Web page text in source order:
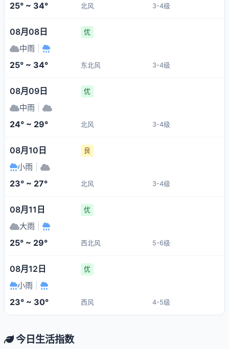
25° ~ 34° 北风 3-4级
08月08日 优
中雨
25° ~ 34° 东北风 3-4级
08月09日 优
中雨
24° ~ 29° 北风 3-4级
08月10日 良
小雨
23° ~ 27° 北风 3-4级
08月11日 优
大雨
25° ~ 29° 西北风 5-6级
08月12日 优
小雨
23° ~ 30° 西风 4-5级
今日生活指数